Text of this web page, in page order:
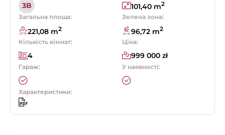
3B 101,40 m2
Загальна площа:
221,08 m2
Зелена зона:
96,72 m2
Кількість кімнат:
4
Ціна:
999 000 zł
Гараж: У наявності:
Характеристики: